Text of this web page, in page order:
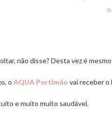
não disse? Desta vez é
o AQUA Portimão vai receber o
e muito muito saudável.